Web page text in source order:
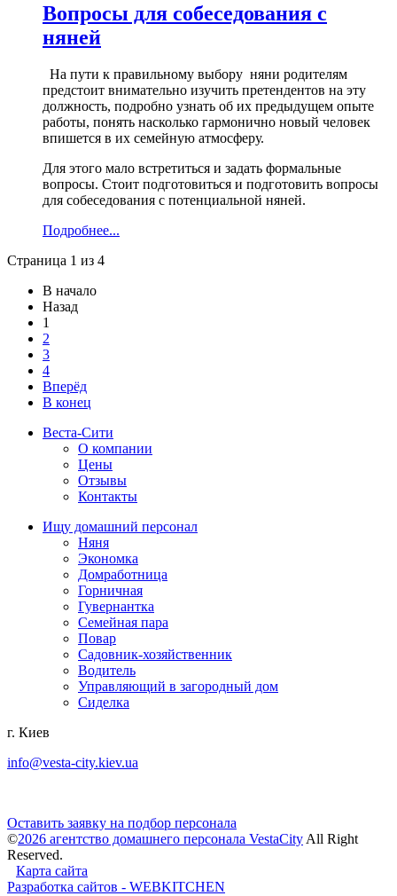
Вопросы для собеседования с
няней
На пути к правильному выбору няни родителям
предстоит внимательно изучить претендентов на эту
должность, подробно узнать об их предыдущем опыте
работы, понять насколько гармонично новый человек
впишется в их семейную атмосферу.
Для этого мало встретиться и задать формальные
вопросы. Стоит подготовиться и подготовить вопросы
для собеседования с потенциальной няней.
Подробнее...
Страница 1 из 4
В начало
Назад
1
2
3
4
Вперёд
В конец
Веста-Cити
О компании
Цены
Отзывы
Контакты
Ищу домашний персонал
Няня
Экономка
Домработница
Горничная
Гувернантка
Семейная пара
Повар
Садовник-хозяйственник
Водитель
Управляющий в загородный дом
Сиделка
г. Киев
info@vesta-city.kiev.ua
Оставить заявку на подбор персонала
©2026 агентство домашнего персонала VestaCityAll Right
Reserved.
Карта сайта
Разработка сайтов - WEBKITCHEN